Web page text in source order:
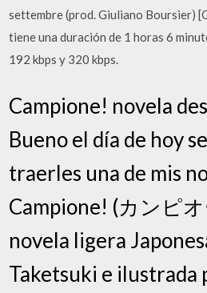
settembre (prod. Giuliano Boursier)
tiene una duración de 1 horas 6
192 kbps y 320 kbps.
Campione! novela
Bueno el día de hoy
traerles una de mis
Campione! (カンピ
novela ligera
Taketsuki e ilustrada